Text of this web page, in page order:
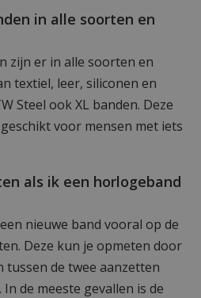
in alle soorten en
zijn er in alle soorten en
textiel, leer, siliconen en
Steel ook XL banden. Deze
voor mensen met iets
als ik een horlogeband
nieuwe band vooral op de
Deze kun je opmeten door
de twee aanzetten
de meeste gevallen is de